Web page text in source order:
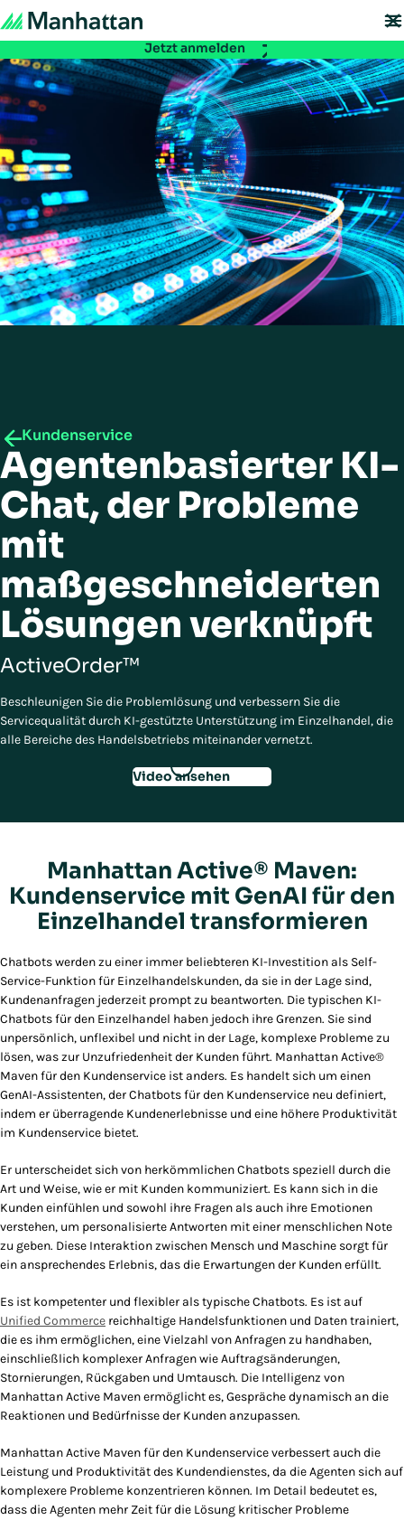
Jetzt anmelden
Kundenservice
Agentenbasierter KI-
Chat, der Probleme
mit
maßgeschneiderten
Lösungen verknüpft
ActiveOrder™
Beschleunigen Sie die Problemlösung und verbessern Sie die
Servicequalität durch KI-gestützte Unterstützung im Einzelhandel, die
alle Bereiche des Handelsbetriebs miteinander vernetzt.
Video ansehen
Manhattan Active® Maven:
Kundenservice mit GenAI für den
Einzelhandel transformieren
Chatbots werden zu einer immer beliebteren KI-Investition als Self-
Service-Funktion für Einzelhandelskunden, da sie in der Lage sind,
Kundenanfragen jederzeit prompt zu beantworten. Die typischen KI-
Chatbots für den Einzelhandel haben jedoch ihre Grenzen. Sie sind
unpersönlich, unflexibel und nicht in der Lage, komplexe Probleme zu
lösen, was zur Unzufriedenheit der Kunden führt. Manhattan Active®
Maven für den Kundenservice ist anders. Es handelt sich um einen
GenAI-Assistenten, der Chatbots für den Kundenservice neu definiert,
indem er überragende Kundenerlebnisse und eine höhere Produktivität
im Kundenservice bietet.
Er unterscheidet sich von herkömmlichen Chatbots speziell durch die
Art und Weise, wie er mit Kunden kommuniziert. Es kann sich in die
Kunden einfühlen und sowohl ihre Fragen als auch ihre Emotionen
verstehen, um personalisierte Antworten mit einer menschlichen Note
zu geben. Diese Interaktion zwischen Mensch und Maschine sorgt für
ein ansprechendes Erlebnis, das die Erwartungen der Kunden erfüllt.
Es ist kompetenter und flexibler als typische Chatbots. Es ist auf
Unified Commerce reichhaltige Handelsfunktionen und Daten trainiert,
die es ihm ermöglichen, eine Vielzahl von Anfragen zu handhaben,
einschließlich komplexer Anfragen wie Auftragsänderungen,
Stornierungen, Rückgaben und Umtausch. Die Intelligenz von
Manhattan Active Maven ermöglicht es, Gespräche dynamisch an die
Reaktionen und Bedürfnisse der Kunden anzupassen.
Manhattan Active Maven für den Kundenservice verbessert auch die
Leistung und Produktivität des Kundendienstes, da die Agenten sich auf
komplexere Probleme konzentrieren können. Im Detail bedeutet es,
dass die Agenten mehr Zeit für die Lösung kritischer Probleme